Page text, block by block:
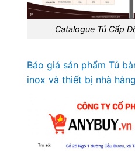
Catalogue Tủ Cấp
Báo giá sản phẩm Tủ
inox và thiết bị nhà hàng